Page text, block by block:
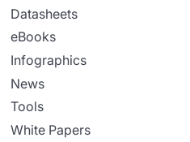
Datasheets
eBooks
Infographics
News
Tools
White Papers